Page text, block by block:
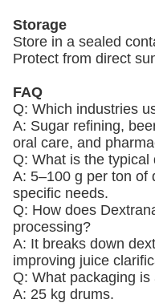
Storage
Store in a sealed
Protect from direct
FAQ
Q: Which industries
A: Sugar refining,
oral care, and
Q: What is the typical
A: 5–100 g per ton of
specific needs.
Q: How does
processing?
A: It breaks down
improving juice
Q: What packaging is
A: 25 kg drums.